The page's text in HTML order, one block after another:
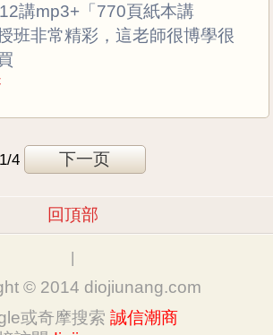
講mp3+「770頁紙本講
班非常精彩，這老師很博學很
1/4 下一页
回頂部
|
© 2014 diojiunang.com
或奇摩搜索 誠信潮商